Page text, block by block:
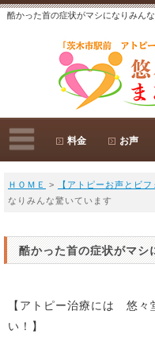
酷かった首の症状がマシになりみん
料金 お声
ＨＯＭＥ > 【アトピーお声とビ
なりみんな驚いています
酷かった首の症状がマシ
【アトピー治療には 悠々
い！】